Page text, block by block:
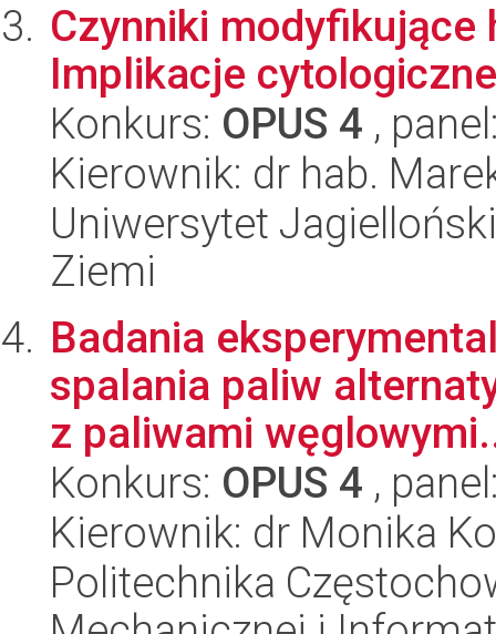
Czynniki modyfikujące
Implikacje
Konkurs: OPUS 4 ,
Kierownik: dr hab.
Uniwersytet
Ziemi
Badania
spalania paliw
z paliwami
Konkurs: OPUS 4 ,
Kierownik: dr Monika
Politechnika